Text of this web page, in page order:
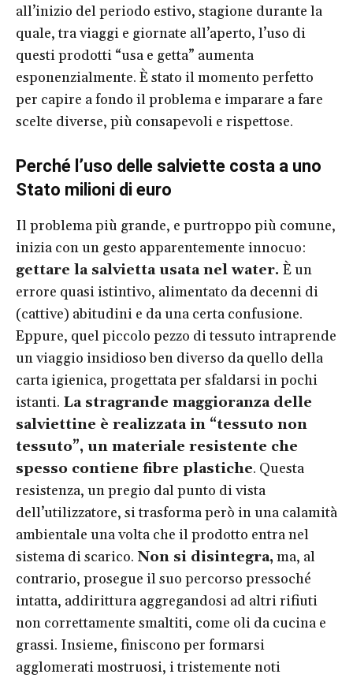
all’inizio del periodo estivo, stagione durante la
quale, tra viaggi e giornate all’aperto, l’uso di
questi prodotti “usa e getta” aumenta
esponenzialmente. È stato il momento perfetto
per capire a fondo il problema e imparare a fare
scelte diverse, più consapevoli e rispettose.
Perché l’uso delle salviette costa a uno
Stato milioni di euro
Il problema più grande, e purtroppo più comune,
inizia con un gesto apparentemente innocuo:
gettare la salvietta usata nel water. È un
errore quasi istintivo, alimentato da decenni di
(cattive) abitudini e da una certa confusione.
Eppure, quel piccolo pezzo di tessuto intraprende
un viaggio insidioso ben diverso da quello della
carta igienica, progettata per sfaldarsi in pochi
istanti. La stragrande maggioranza delle
salviettine è realizzata in “tessuto non
tessuto”, un materiale resistente che
spesso contiene fibre plastiche. Questa
resistenza, un pregio dal punto di vista
dell’utilizzatore, si trasforma però in una calamità
ambientale una volta che il prodotto entra nel
sistema di scarico. Non si disintegra, ma, al
contrario, prosegue il suo percorso pressoché
intatta, addirittura aggregandosi ad altri rifiuti
non correttamente smaltiti, come oli da cucina e
grassi. Insieme, finiscono per formarsi
agglomerati mostruosi, i tristemente noti